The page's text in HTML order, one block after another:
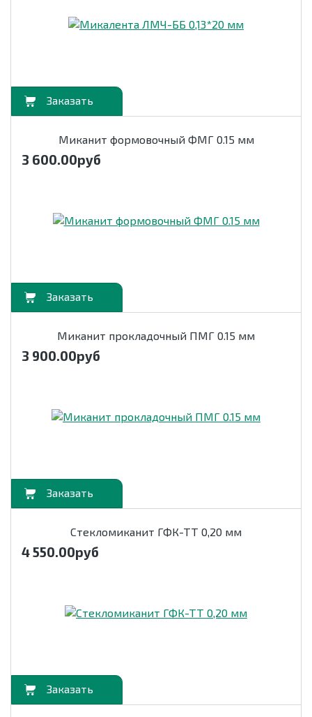
Миканит формовочный ФМГ 0.15 мм
3 600.00руб
Миканит прокладочный ПМГ 0.15 мм
3 900.00руб
Стекломиканит ГФК-ТТ 0,20 мм
4 550.00руб